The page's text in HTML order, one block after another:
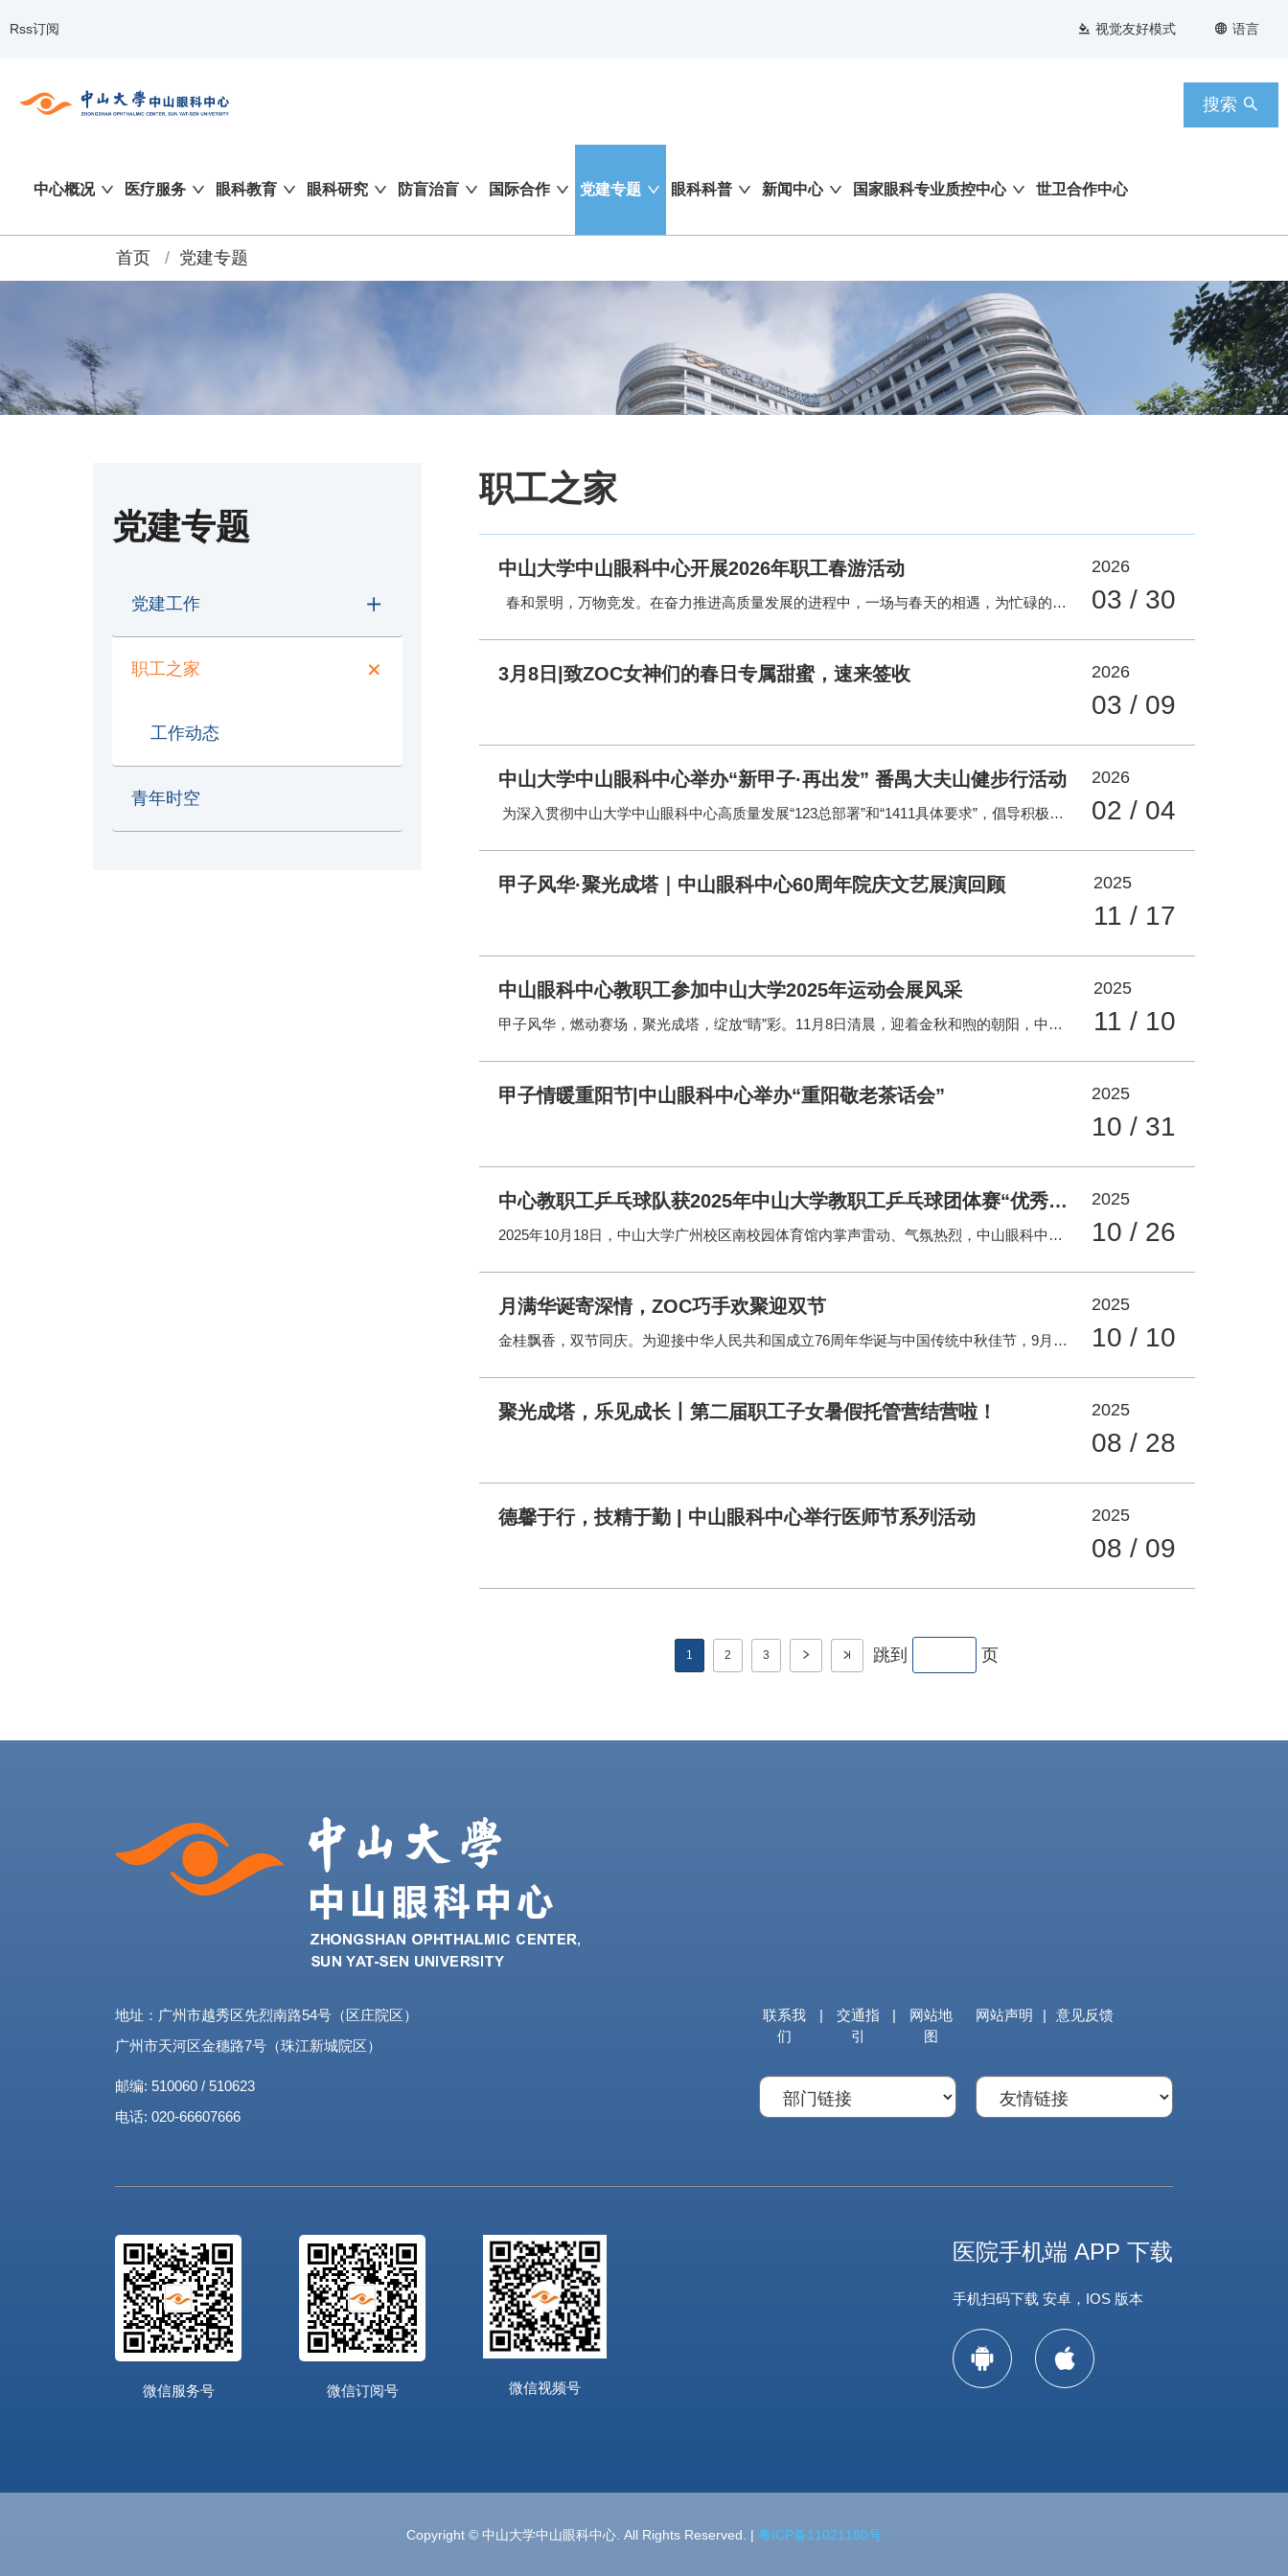
Rss订阅 视觉友好模式 语言
搜索
中心概况 医疗服务 眼科教育 眼科研究 防盲治盲 国际合作 党建专题 眼科科普 新闻中心 国家眼科专业质控中心 世卫合作中心
面
屑
首页 / 党建专题
党建专题
党建工作
职工之家
工作动态
青年时空
职工之家
中山大学中山眼科中心开展2026年职工春游活动
春和景明，万物竞发。在奋力推进高质量发展的进程中，一场与春天的相遇，为忙碌的医教研工作注入温暖与活力。 为进一步丰富职工精神文化生活，增强团队凝聚力与向心力，3月21日至22日，中山大学中山眼科中心工会组织开展“逐光同行沐春风 凝心聚力启新程”2026年职工春游活动，分别赴东莞、顺德两地开展沉浸式春日体验。广大职工积极参与，在自然与人文交融的旅程中放松身心、增进交流、凝聚共识。 花海之间，共赴一场春日之约 3月21日，职工们乘车前往东莞，走进位于黄旗山森林公园旁的香遇百花园，开启一段与春天“零距离”的邂逅。大家漫步在鲜花长廊与浪漫花境之中，或驻足欣赏，或拍照留影，在如画景致中尽情感
2026
03 / 30
3月8日|致ZOC女神们的春日专属甜蜜，速来签收 2026
03 / 09
中山大学中山眼科中心举办“新甲子·再出发” 番禺大夫山健步行活动
为深入贯彻中山大学中山眼科中心高质量发展“123总部署”和“1411具体要求”，倡导积极健康的工作生活方式，进一步增进职工凝聚力与团队向心力，中心工会于1月25日组织开展“新甲子·再出发”番禺大夫山健步行活动。 选择大夫山作为活动地点，不仅因其生态宜人、步道完善，更因这里已成为中心践行公益、服务群众的实践阵地——2025年6月，“光明使者行 AI接千万家”系列志愿服务在此启动；11月，全国首个公园场景下的眼健康公益服务驿站“天天AI眼小屋”正式落户大夫山志愿服务主题公园，每周为市民提供AI筛查、科普咨询和志愿诊疗服务。此次健步行不仅是一场体能锻炼，更是一次与中心公益事业同行的集体行动。
2026
02 / 04
甲子风华·聚光成塔｜中山眼科中心60周年院庆文艺展演回顾 2025
11 / 17
中山眼科中心教职工参加中山大学2025年运动会展风采
甲子风华，燃动赛场，聚光成塔，绽放“睛”彩。11月8日清晨，迎着金秋和煦的朝阳，中山大学2025年校运会在广州校区南校园英东田径场举行。我中心选拔了56名教职工组成了一支精神抖擞、满怀斗志的参赛团队，积极参加各类教职工赛事。在充满活力的赛场上，他们不仅展现了眼科人特有的顽强拼搏精神，更彰显出强大的团队凝聚力和集体荣誉感。 当参赛队伍迈着整齐的步伐走过主席台时，齐声喊出“甲子风华，燃动赛场；聚光成塔，绽放睛彩”的口号，声音洪亮、气势昂扬，点燃了赛场的热情。这声呐喊不仅展现出中山眼科中心教职工朝气蓬勃、奋发向上的精神风貌，更传递出团队攻坚克难、勇攀高峰的坚定信念，成为赛场上一道亮
2025
11 / 10
甲子情暖重阳节|中山眼科中心举办“重阳敬老茶话会” 2025
10 / 31
中心教职工乒乓球队获2025年中山大学教职工乒乓球团体赛“优秀奖”
2025年10月18日，中山大学广州校区南校园体育馆内掌声雷动、气氛热烈，中山眼科中心乒乓球队与来自中山大学各附属医院和学院工会的教职工们同场竞技，共同参加校工会联合体育部举办的“2025年中山大学教职工乒乓球团体赛”。 我中心工会组织10人参赛，队员们是来自临床、科研、教学、行政等部门的运动健将，既有深耕临床的“手术能手”，也有实验室里的“科研尖兵”。在赛场上，队员们统一身着印有中心徽标的队服，在混双、男双等项目中默契配合，昂扬向上凝心聚力的精神风貌荣获“优秀奖”。 此次比赛不仅为教职工们提供了切磋球技的平台，更在紧张的工作之余加强了与各院系的交流。赛事虽已落幕，但拼搏永不止步。期待中心
2025
10 / 26
月满华诞寄深情，ZOC巧手欢聚迎双节
金桂飘香，双节同庆。为迎接中华人民共和国成立76周年华诞与中国传统中秋佳节，9月25日和26日，中心工会和党委办公室老干科组织在职职工和退休职工开展了“月满华诞，情暖金秋”冰皮月饼制作活动。活动现场欢声笑语，其乐融融，洋溢着浓厚的节日氛围。 “月饼是中华民族流传已久的传统美食，它承载着无数人的乡愁，将人们对团圆的美好期待融入质朴的人间烟火”，活动伊始，专业老师首先向大家介绍了中秋节吃月饼的意义。随后，在老师的指导下，大家戴上手套，化身“月饼师傅”，揉面团、包馅料、压模具，每一个步骤都做得一丝不苟、兴致勃勃。大家相互交流、互帮互助，不一会儿，一个个冰皮月饼“新鲜出炉”。这些月饼不仅味道香甜，更凝
2025
10 / 10
聚光成塔，乐见成长丨第二届职工子女暑假托管营结营啦！ 2025
08 / 28
德馨于行，技精于勤 | 中山眼科中心举行医师节系列活动 2025
08 / 09
当
前
1
页
面
2
页
面
3 跳到 页
地址：广州市越秀区先烈南路54号（区庄院区）
广州市天河区金穗路7号（珠江新城院区）
邮编: 510060 / 510623
电话: 020-66607666
联系我
们
|
交通指
引
|
网站地
图
网站声明 | 意见反馈
微信服务号 微信订阅号 微信视频号
医院手机端 APP 下载
手机扫码下载 安卓，IOS 版本
Copyright © 中山大学中山眼科中心. All Rights Reserved. | 粤ICP备11021180号